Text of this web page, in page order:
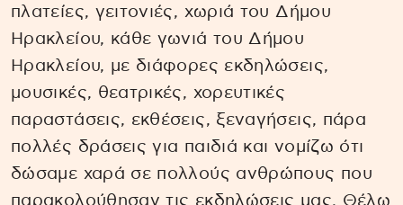
πλατείες, γειτονιές, χωριά του Δήμου
Ηρακλείου, κάθε γωνιά του Δήμου
Ηρακλείου, με διάφορες εκδηλώσεις,
μουσικές, θεατρικές, χορευτικές
παραστάσεις, εκθέσεις, ξεναγήσεις, πάρα
πολλές δράσεις για παιδιά και νομίζω ότι
δώσαμε χαρά σε πολλούς ανθρώπους που
παρακολούθησαν τις εκδηλώσεις μας. Θέλω